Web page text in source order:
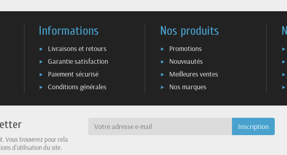
Informations
Livraisons et retours
Garantie satisfaction
Paiement sécurisé
Conditions générales
Nos produits
Promotions
Nouveautés
Meilleures ventes
Nos marques
Vous trouverez pour cela
d'utilisation du site.